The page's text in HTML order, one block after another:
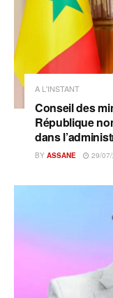
A L'INSTANT
Conseil des
République
dans
BY ASSANE 29/